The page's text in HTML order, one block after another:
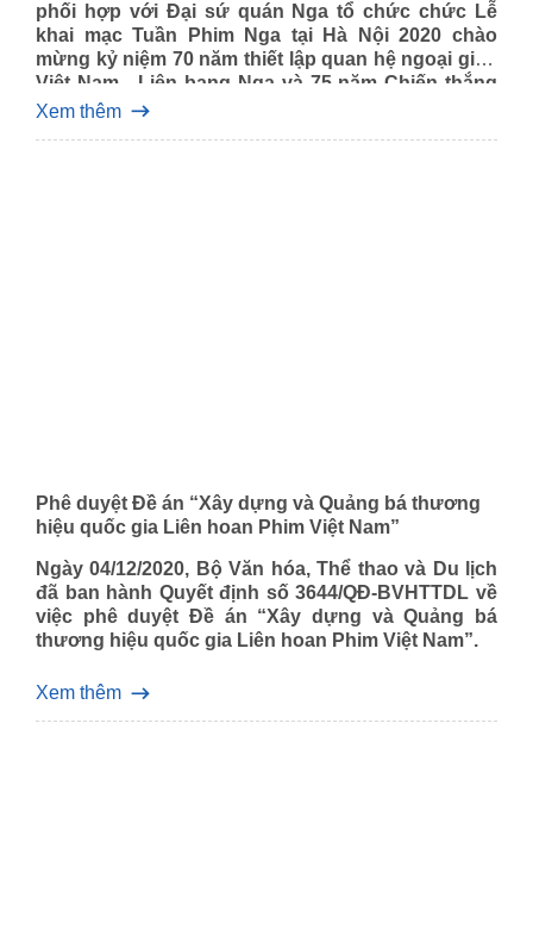
phối hợp với Đại sứ quán Nga tổ chức chức Lễ
khai mạc Tuần Phim Nga tại Hà Nội 2020 chào
mừng kỷ niệm 70 năm thiết lập quan hệ ngoại giao
Việt Nam - Liên bang Nga và 75 năm Chiến thắng
trong Chiến tranh vệ quốc vĩ đại.
Xem thêm
Phê duyệt Đề án “Xây dựng và Quảng bá thương
hiệu quốc gia Liên hoan Phim Việt Nam”
Ngày 04/12/2020, Bộ Văn hóa, Thể thao và Du lịch
đã ban hành Quyết định số 3644/QĐ-BVHTTDL về
việc phê duyệt Đề án “Xây dựng và Quảng bá
thương hiệu quốc gia Liên hoan Phim Việt Nam”.
Xem thêm